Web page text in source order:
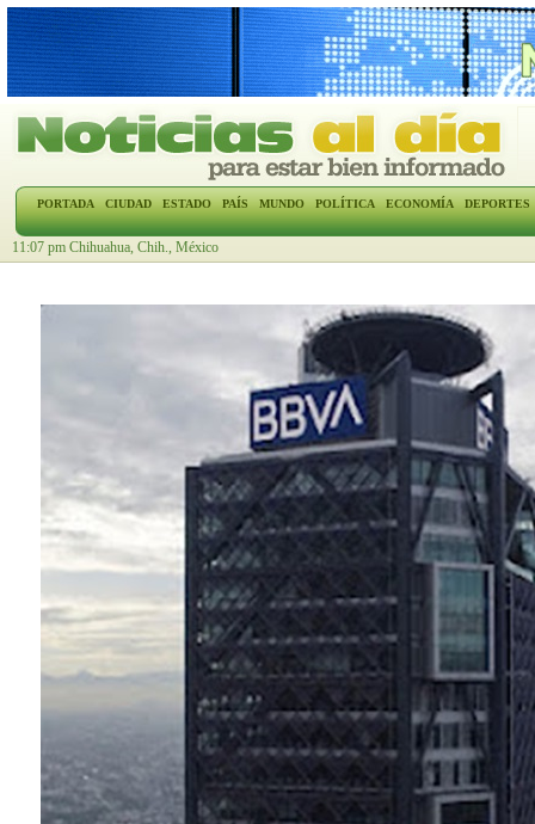
PORTADA CIUDAD ESTADO PAÍS MUNDO POLÍTICA ECONOMÍA DEPORTES
11:07 pm Chihuahua, Chih., México